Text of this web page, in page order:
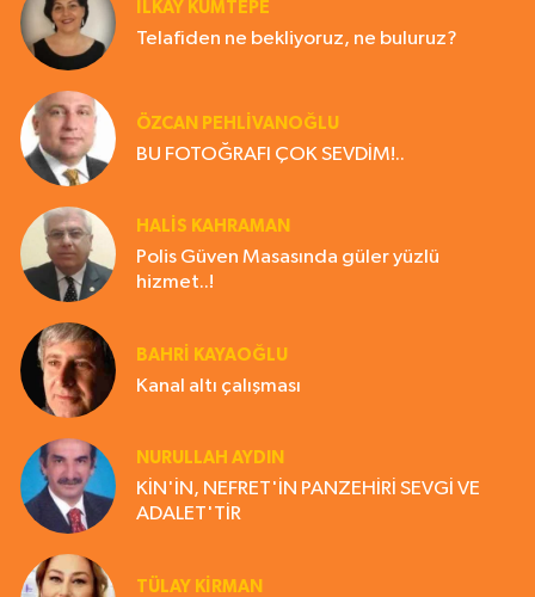
İLKAY KUMTEPE
Telafiden ne bekliyoruz, ne buluruz?
ÖZCAN PEHLİVANOĞLU
BU FOTOĞRAFI ÇOK SEVDİM!..
HALIS KAHRAMAN
Polis Güven Masasında güler yüzlü
hizmet..!
BAHRI KAYAOĞLU
Kanal altı çalışması
NURULLAH AYDIN
KİN'İN, NEFRET'İN PANZEHİRİ SEVGİ VE
ADALET'TİR
TÜLAY KİRMAN